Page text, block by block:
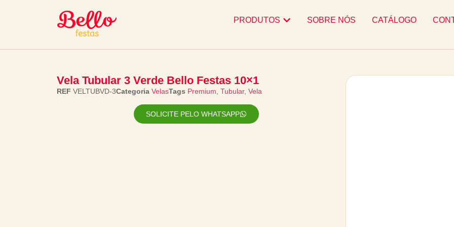
PRODUTOS SOBRE NÓS CATÁLOGO
Vela Tubular 3 Verde Bello Festas 10×1
REF VELTUBVD-3Categoria VelasTags Premium Tubular, Vela
SOLICITE PELO WHATSAPP